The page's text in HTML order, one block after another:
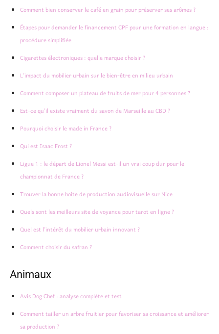
Comment bien conserver le café en grain pour préserver ses arômes ?
Étapes pour demander le financement CPF pour une formation en langue :
procédure simplifiée
Cigarettes électroniques : quelle marque choisir ?
L’impact du mobilier urbain sur le bien-être en milieu urbain
Comment composer un plateau de fruits de mer pour 4 personnes ?
Est-ce qu’il existe vraiment du savon de Marseille au CBD ?
Pourquoi choisir le made in France ?
Qui est Isaac Frost ?
Ligue 1 : le départ de Lionel Messi est-il un vrai coup dur pour le
championnat de France ?
Trouver la bonne boite de production audiovisuelle sur Nice
Quels sont les meilleurs site de voyance pour tarot en ligne ?
Quel est l’intérêt du mobilier urbain innovant ?
Comment choisir du safran ?
Animaux
Avis Dog Chef : analyse complète et test
Comment tailler un arbre fruitier pour favoriser sa croissance et améliorer
sa production ?